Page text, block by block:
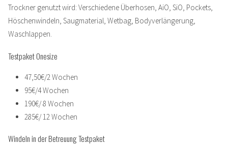
Trockner genutzt wird: Verschiedene Überhosen, AiO, SiO, Pockets,
Höschenwindeln, Saugmaterial, Wetbag, Bodyverlängerung,
Waschlappen.
Testpaket Onesize
47,50€/2 Wochen
95€/4 Wochen
190€/ 8 Wochen
285€/ 12 Wochen
Windeln in der Betreuung Testpaket